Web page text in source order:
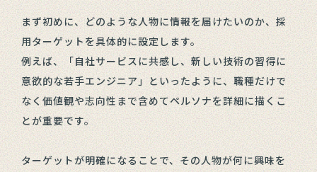
まず初めに、どのような人物に情報を届けたいのか、採
用ターゲットを具体的に設定します。
例えば、「自社サービスに共感し、新しい技術の習得に
意欲的な若手エンジニア」といったように、職種だけで
なく価値観や志向性まで含めてペルソナを詳細に描くこ
とが重要です。
ターゲットが明確になることで、その人物が何に興味を